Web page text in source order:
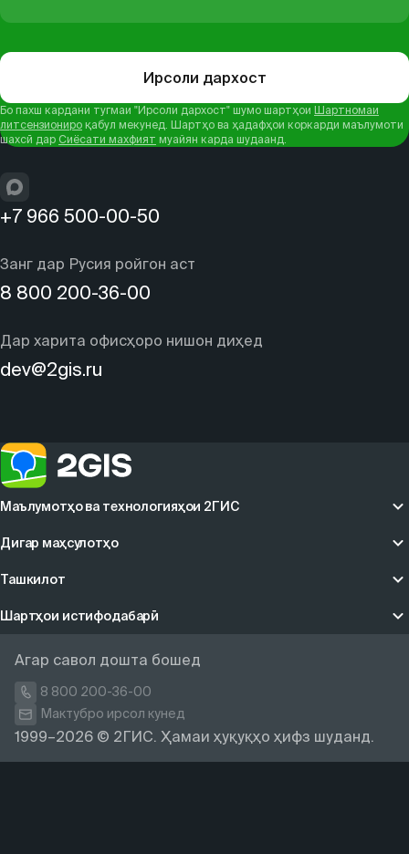
Ирсоли дархост
Бо пахш кардани тугмаи "Ирсоли дархост" шумо шартҳои
Шартномаи
литсензиониро қабул мекунед. Шартҳо ва ҳадафҳои коркарди маълумоти
шахсӣ дар Сиёсати махфият муайян карда шудаанд.
+7 966 500-00-50
Занг дар Русия ройгон аст
8 800 200-36-00
Дар харита офисҳоро нишон диҳед
dev@2gis.ru
Маълумотҳо ва технологияҳои 2ГИС
Дигар маҳсулотҳо
Ташкилот
Шартҳои истифодабарӣ
1999–2026 © 2ГИС. Ҳамаи ҳуқуқҳо ҳифз шуданд.
Агар савол дошта бошед
8 800 200-36-00
Мактубро ирсол кунед